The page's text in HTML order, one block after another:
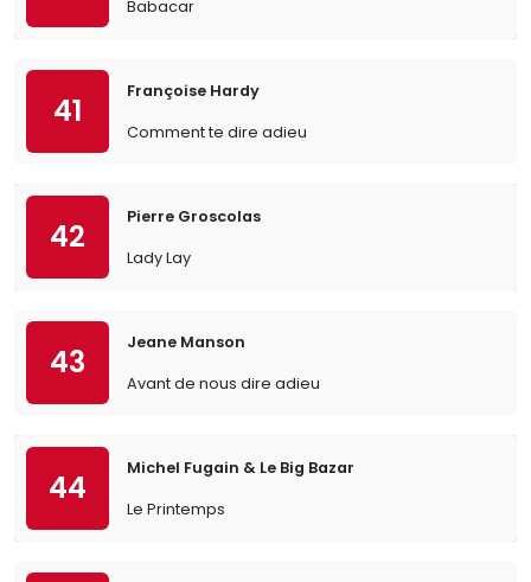
Babacar
41
Françoise Hardy
Comment te dire adieu
42
Pierre Groscolas
Lady Lay
43
Jeane Manson
Avant de nous dire adieu
44
Michel Fugain & Le Big Bazar
Le Printemps